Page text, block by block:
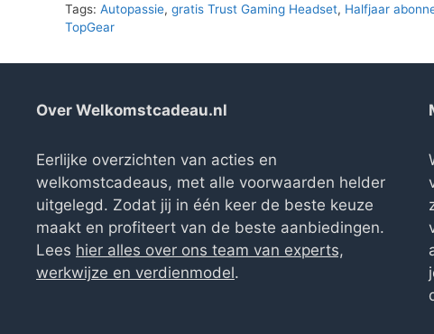
Tags: Autopassie, gratis Trust Gaming Headset, Halfjaar
TopGear
Over Welkomstcadeau.nl
Eerlijke overzichten van acties en
welkomstcadeaus, met alle voorwaarden helder
uitgelegd. Zodat jij in één keer de beste keuze
maakt en profiteert van de beste aanbiedingen.
Lees hier alles over ons team van experts,
werkwijze en verdienmodel.